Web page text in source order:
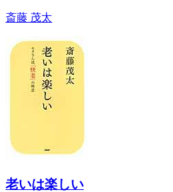
斎藤 茂太
老いは楽しい